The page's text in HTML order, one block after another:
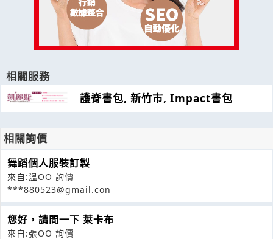
相關服務
護脊書包, 新竹市, Impact書包
相關詢價
舞蹈個人服裝訂製
來自:溫OO 詢價
***880523@gmail.con
您好，請問一下 萊卡布
來自:張OO 詢價